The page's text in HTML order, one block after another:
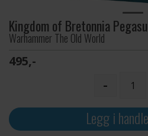
Kingdom of Bretonnia
Warhammer The Old World
495,-
-
Legg i